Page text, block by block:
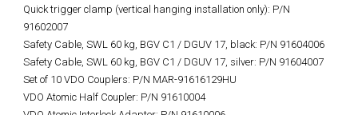
Quick trigger clamp (vertical hanging installation only): P/N
91602007
Safety Cable, SWL 60 kg, BGV C1 / DGUV 17, black: P/N 91604006
Safety Cable, SWL 60 kg, BGV C1 / DGUV 17, silver: P/N 91604007
Set of 10 VDO Couplers: P/N MAR-91616129HU
VDO Atomic Half Coupler: P/N 91610004